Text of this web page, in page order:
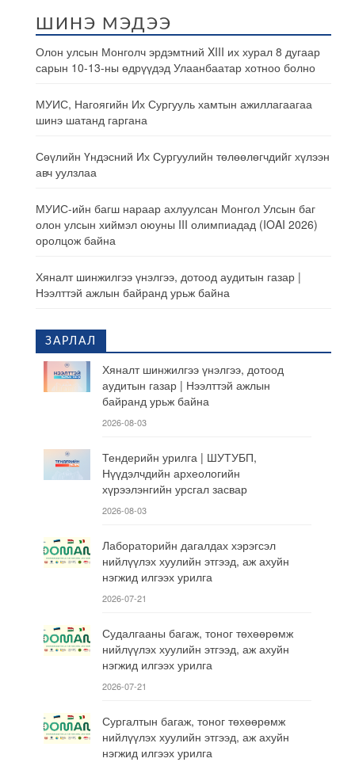
ШИНЭ МЭДЭЭ
Олон улсын Монголч эрдэмтний XIII их хурал 8 дугаар
сарын 10-13-ны өдрүүдэд Улаанбаатар хотноо болно
МУИС, Нагоягийн Их Сургууль хамтын ажиллагаагаа
шинэ шатанд гаргана
Сөүлийн Үндэсний Их Сургуулийн төлөөлөгчдийг хүлээн
авч уулзлаа
МУИС-ийн багш нараар ахлуулсан Монгол Улсын баг
олон улсын хиймэл оюуны III олимпиадад (IOAI 2026)
оролцож байна
Хяналт шинжилгээ үнэлгээ, дотоод аудитын газар |
Нээлттэй ажлын байранд урьж байна
ЗАРЛАЛ
Хяналт шинжилгээ үнэлгээ, дотоод
аудитын газар | Нээлттэй ажлын
байранд урьж байна
2026-08-03
Тендерийн урилга | ШУТУБП,
Нүүдэлчдийн археологийн
хүрээлэнгийн урсгал засвар
2026-08-03
Лабораторийн дагалдах хэрэгсэл
нийлүүлэх хуулийн этгээд, аж ахуйн
нэгжид илгээх урилга
2026-07-21
Судалгааны багаж, тоног төхөөрөмж
нийлүүлэх хуулийн этгээд, аж ахуйн
нэгжид илгээх урилга
2026-07-21
Сургалтын багаж, тоног төхөөрөмж
нийлүүлэх хуулийн этгээд, аж ахуйн
нэгжид илгээх урилга